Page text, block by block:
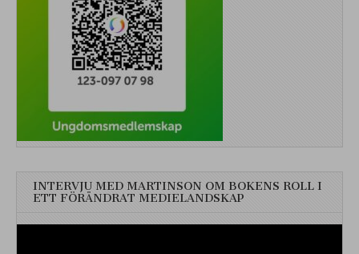
INTERVJU MED MARTINSON OM BOKENS ROLL I
ETT FÖRÄNDRAT MEDIELANDSKAP